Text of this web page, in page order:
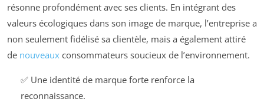
résonne profondément avec ses clients. En intégrant des
valeurs écologiques dans son image de marque, l’entreprise a
non seulement fidélisé sa clientèle, mais a également attiré
de nouveaux consommateurs soucieux de l’environnement.
✅ Une identité de marque forte renforce la
reconnaissance.